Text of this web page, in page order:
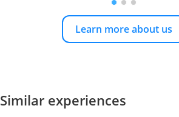
Learn more about us
Similar experiences